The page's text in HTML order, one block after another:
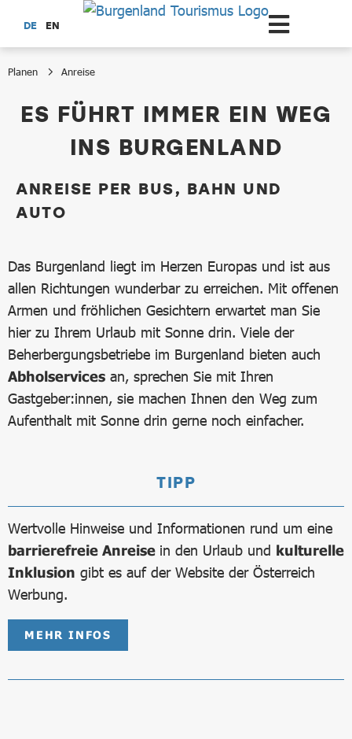
Zum Hauptinhalt springen
DE EN
Planen Anreise
AnreiseES FÜHRT IMMER EIN WEG
INS BURGENLAND
ANREISE PER BUS, BAHN UND
AUTO
Das Burgenland liegt im Herzen Europas und ist aus
allen Richtungen wunderbar zu erreichen. Mit offenen
Armen und fröhlichen Gesichtern erwartet man Sie
hier zu Ihrem Urlaub mit Sonne drin. Viele der
Beherbergungsbetriebe im Burgenland bieten auch
Abholservices an, sprechen Sie mit Ihren
Gastgeber:innen, sie machen Ihnen den Weg zum
Aufenthalt mit Sonne drin gerne noch einfacher.
TIPP
Wertvolle Hinweise und Informationen rund um eine
barrierefreie Anreise in den Urlaub und kulturelle
Inklusion gibt es auf der Website der Österreich
Werbung.
MEHR INFOS